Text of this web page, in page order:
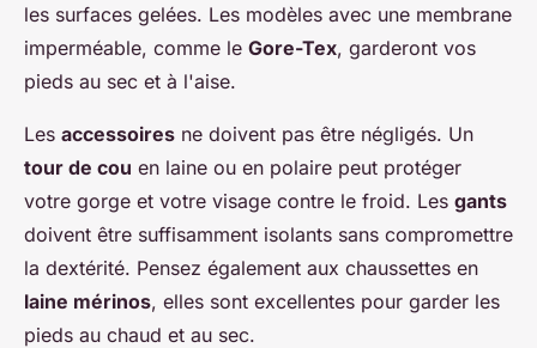
les surfaces gelées. Les modèles avec une membrane
imperméable, comme le Gore-Tex, garderont vos
pieds au sec et à l'aise.
Les accessoires ne doivent pas être négligés. Un
tour de cou en laine ou en polaire peut protéger
votre gorge et votre visage contre le froid. Les gants
doivent être suffisamment isolants sans compromettre
la dextérité. Pensez également aux chaussettes en
laine mérinos, elles sont excellentes pour garder les
pieds au chaud et au sec.